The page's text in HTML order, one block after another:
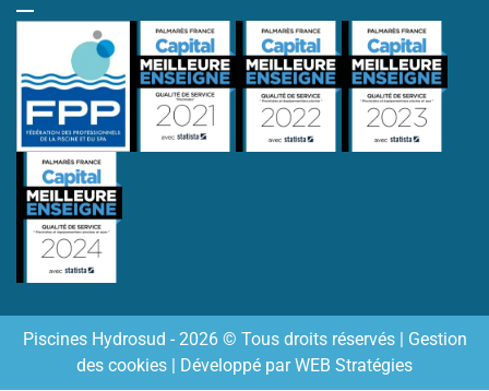
Piscines Hydrosud - 2026 © Tous droits réservés | Gestion
des cookies | Développé parWEB Stratégies